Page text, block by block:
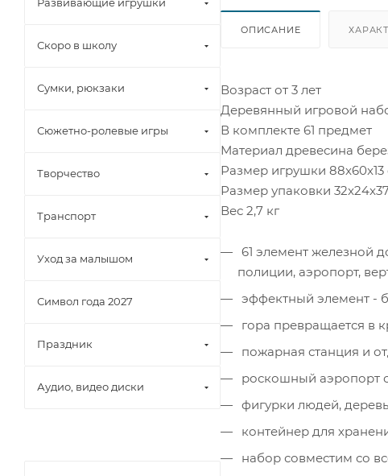
ОПИСАНИЕ
Возраст от 3 лет
Деревянный игровой
В комплекте 61 предмет
Материал древесина
Размер игрушки 88x60x13
Размер упаковки
Вес 2,7 кг
61 элемент железной
полиции, аэропорт,
эффектный элемент -
гора превращается в
пожарная станция и
роскошный аэропорт
фигурки людей,
контейнер для
набор совместим со
Скоро в школу
Сумки, рюкзаки
Сюжетно-ролевые игры
Творчество
Транспорт
Уход за малышом
Символ года 2027
Праздник
Аудио, видео диски